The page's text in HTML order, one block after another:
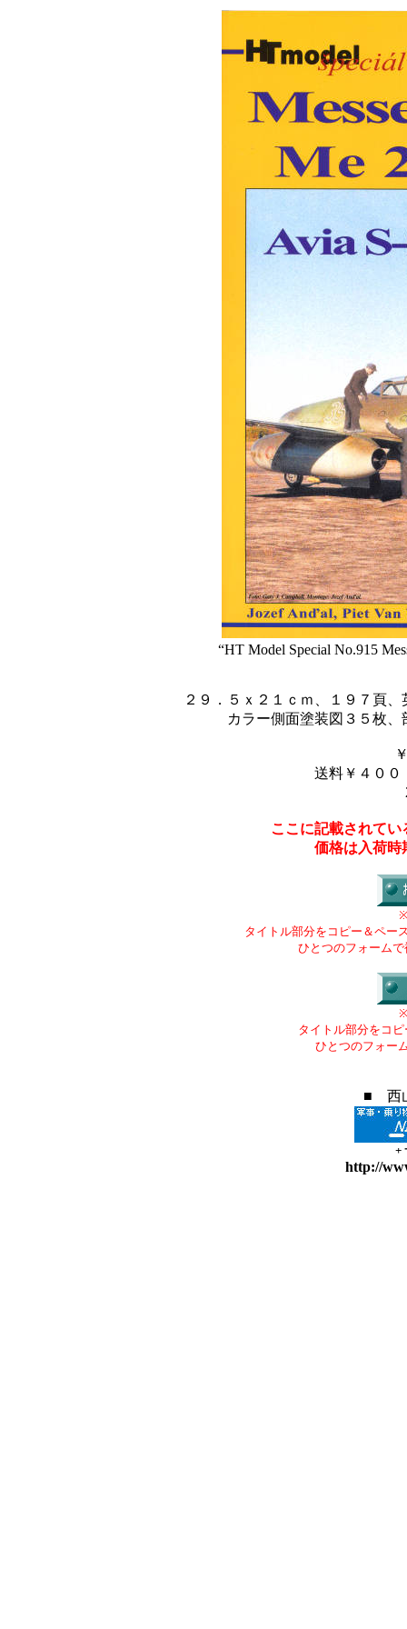
“HT Model Special No.915
２９．５ｘ２１ｃｍ、１９７頁
カラー側面塗装図３５枚
送料￥４００
ここに記載されて
価格は入荷時
タイトル部分をコピー＆ペー
ひとつのフォーム
タイトル部分をコ
ひとつのフォー
■ 西
+
http://